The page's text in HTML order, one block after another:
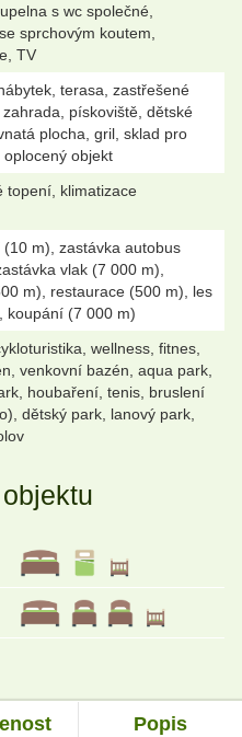
s wc společné,
sprchovým koutem,
TV
terasa, zastřešené
pískoviště, dětské
plocha, gril, sklad pro
oplocený objekt
topení, klimatizace
(10 m), zastávka autobus
vlak (7 000 m),
m), restaurace (500 m), les
koupání (7 000 m)
wellness, fitnes,
venkovní bazén, aqua park,
houbaření, tenis, bruslení
dětský park, lanový park,
Popis